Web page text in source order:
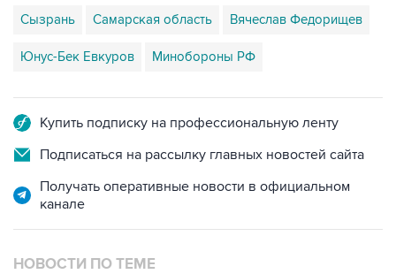
Сызрань Самарская область Вячеслав Федорищев
Юнус-Бек Евкуров Минобороны РФ
Купить подписку на профессиональную ленту
Подписаться на рассылку главных новостей сайта
Получать оперативные новости в официальном
канале
НОВОСТИ ПО ТЕМЕ